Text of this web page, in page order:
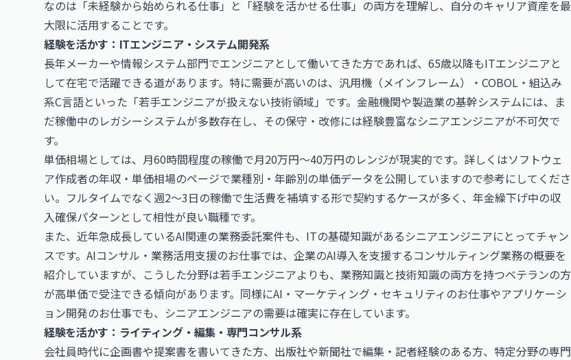
なのは「未経験から始められる仕事」と「経験を活かせる仕事」の両方を理解し、自分のキャリア資産を最
大限に活用することです。
経験を活かす：ITエンジニア・システム開発系
長年メーカーや情報システム部門でエンジニアとして働いてきた方であれば、65歳以降もITエンジニアと
して在宅で活躍できる道があります。特に需要が高いのは、汎用機（メインフレーム）・COBOL・組込み
系C言語といった「若手エンジニアが扱えない技術領域」です。金融機関や製造業の基幹システムには、ま
だ稼働中のレガシーシステムが多数存在し、その保守・改修には経験豊富なシニアエンジニアが不可欠で
す。
単価相場としては、月60時間程度の稼働で月20万円〜40万円のレンジが現実的です。詳しくはソフトウェ
ア作成者の年収・単価相場のページで業種別・年齢別の単価データを公開していますので参考にしてくださ
い。フルタイムでなく週2〜3日の稼働で生活費を補填する形で契約するケースが多く、年金繰下げ中の収
入確保パターンとして相性が良い職種です。
また、近年急成長しているAI関連の業務委託案件も、ITの基礎知識があるシニアエンジニアにとってチャン
スです。 AIコンサル・業務活用支援のお仕事では、企業のAI導入を支援するコンサルティング業務の概要を
紹介していますが、こうした分野は若手エンジニアよりも、業務知識と技術知識の両方を持つベテランの方
が高単価で受注できる傾向があります。同様にAI・マーケティング・セキュリティのお仕事やアプリケーシ
ョン開発のお仕事でも、シニアエンジニアの需要は確実に存在しています。
経験を活かす：ライティング・編集・専門コンサル系
会社員時代に企画書や提案書を書いてきた方、出版社や新聞社で編集・記者経験のある方、特定分野の専門